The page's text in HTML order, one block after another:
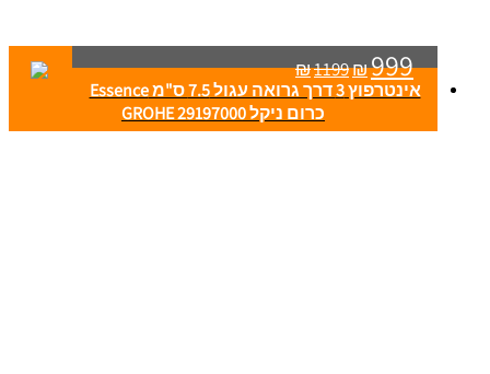
₪1199₪999
אינטרפוץ 3 דרך גרואה עגול 7.5 ס"מ Essence
כרום ניקל GROHE 29197000